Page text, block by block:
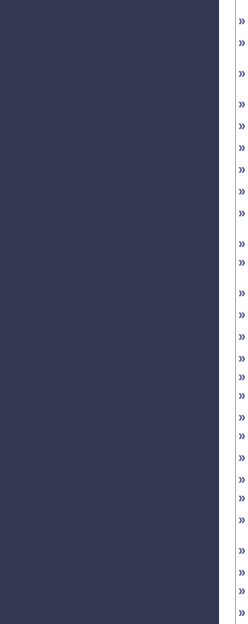
»
»
»
»
»
»
»
»
»
»
»
»
»
»
»
»
»
»
»
»
»
»
»
»
»
»
»